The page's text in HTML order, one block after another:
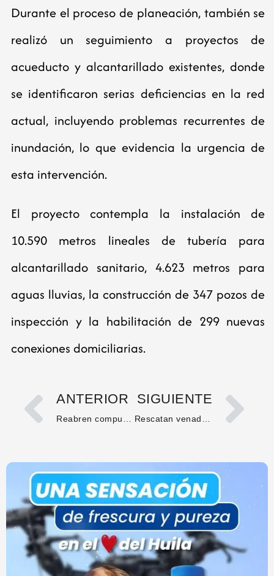
Durante el proceso de planeación, también se
realizó un seguimiento a proyectos de
acueducto y alcantarillado existentes, donde
se identificaron serias deficiencias en la red
actual, incluyendo problemas recurrentes de
inundación, lo que evidencia la urgencia de
esta intervención.
El proyecto contempla la instalación de
10.590 metros lineales de tubería para
alcantarillado sanitario, 4.623 metros para
aguas lluvias, la construcción de 347 pozos de
inspección y la habilitación de 299 nuevas
conexiones domiciliarias.
ANTERIOR SIGUIENTE